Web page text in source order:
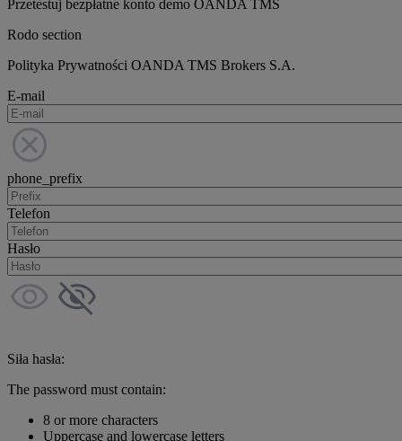
Przetestuj bezpłatne konto demo OANDA TMS
Rodo section
Polityka Prywatności OANDA TMS Brokers S.A.
E-mail
phone_prefix
Telefon
Hasło
Siła hasła:
The password must contain:
8 or more characters
Uppercase and lowercase letters